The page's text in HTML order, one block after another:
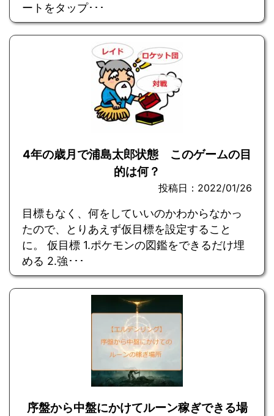
ートをタップ･･･
4年の歳月で浦島太郎状態 このゲームの目
的は何？
投稿日：2022/01/26
目標もなく、何をしていいのかわからなかっ
たので、とりあえず仮目標を設定すること
に。 仮目標 1.ポケモンの図鑑をできるだけ埋
める 2.強･･･
序盤から中盤にかけてルーン稼ぎできる場